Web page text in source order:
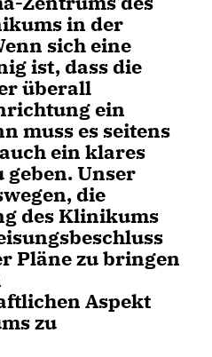
in der
sich eine
ist, dass die
überall
ein
muss es seitens
ein klares
geben. Unser
die
des Klinikums
Pläne zu bringen
Aspekt
zu